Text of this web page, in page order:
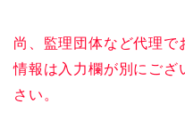
尚、監理団体など代理で
情報は入力欄が別にござ
さい。